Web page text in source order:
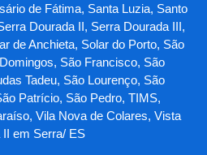
de Fátima, Santa Luzia, Santo
Dourada II, Serra Dourada III,
de Anchieta, Solar do Porto, São
São Francisco, São
Tadeu, São Lourenço, São
Patrício, São Pedro, TIMS,
Vila Nova de Colares, Vista
em Serra/ ES